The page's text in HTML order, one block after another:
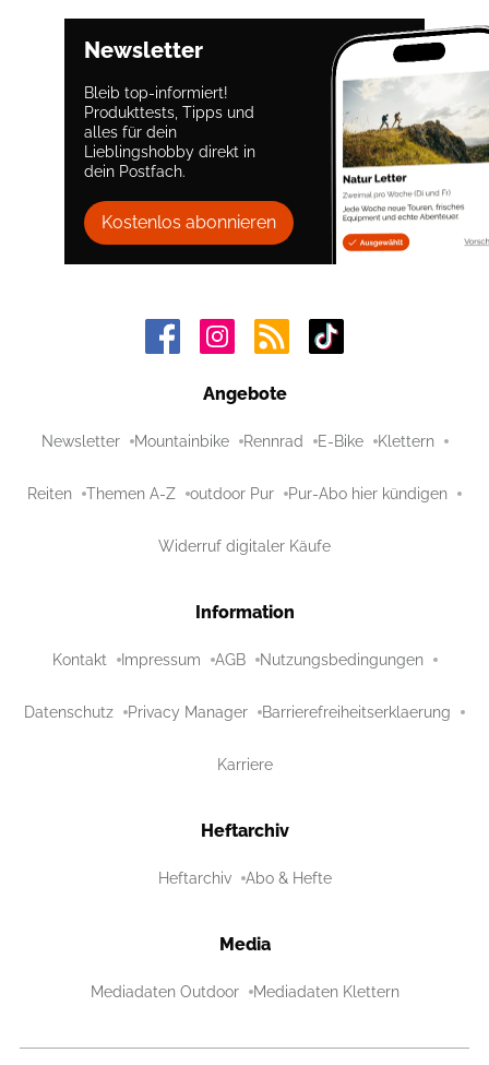
Newsletter
Bleib top-informiert!
Produkttests, Tipps und
alles für dein
Lieblingshobby direkt in
dein Postfach.
Kostenlos abonnieren
Angebote
Newsletter Mountainbike Rennrad E-Bike Klettern
Reiten Themen A-Z outdoor Pur Pur-Abo hier kündigen
Widerruf digitaler Käufe
Information
Kontakt Impressum AGB Nutzungsbedingungen
Datenschutz Privacy Manager Barrierefreiheitserklaerung
Karriere
Heftarchiv
Heftarchiv Abo & Hefte
Media
Mediadaten Outdoor Mediadaten Klettern